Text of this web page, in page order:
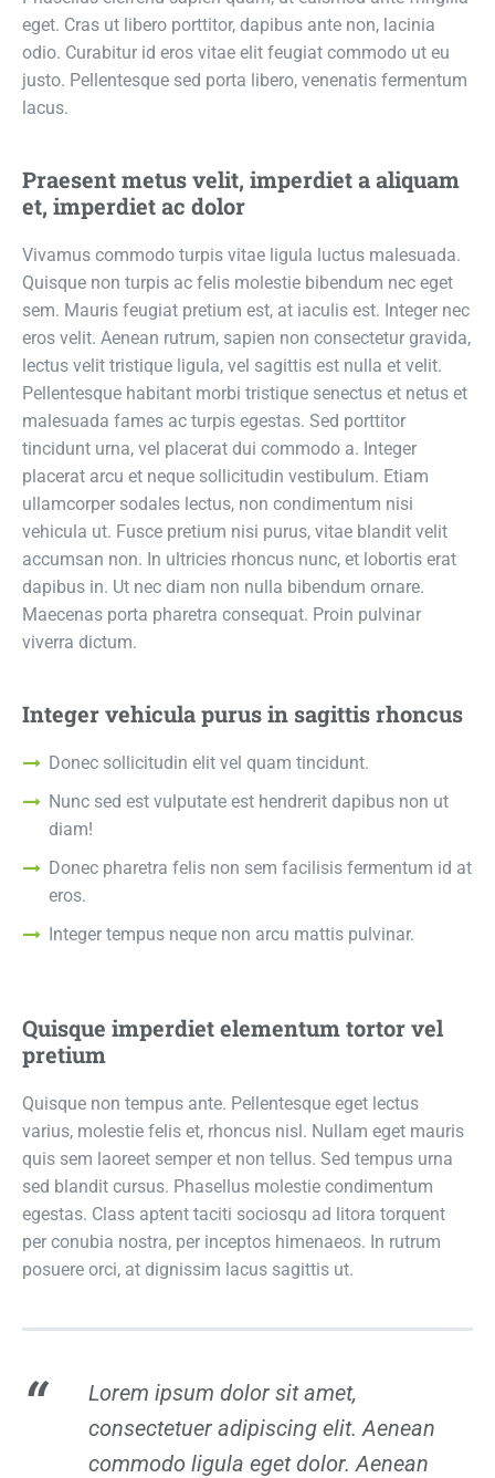
eget. Cras ut libero porttitor, dapibus ante non, lacinia
odio. Curabitur id eros vitae elit feugiat commodo ut eu
justo. Pellentesque sed porta libero, venenatis fermentum
lacus.
Praesent metus velit, imperdiet a aliquam
et, imperdiet ac dolor
Vivamus commodo turpis vitae ligula luctus malesuada.
Quisque non turpis ac felis molestie bibendum nec eget
sem. Mauris feugiat pretium est, at iaculis est. Integer nec
eros velit. Aenean rutrum, sapien non consectetur gravida,
lectus velit tristique ligula, vel sagittis est nulla et velit.
Pellentesque habitant morbi tristique senectus et netus et
malesuada fames ac turpis egestas. Sed porttitor
tincidunt urna, vel placerat dui commodo a. Integer
placerat arcu et neque sollicitudin vestibulum. Etiam
ullamcorper sodales lectus, non condimentum nisi
vehicula ut. Fusce pretium nisi purus, vitae blandit velit
accumsan non. In ultricies rhoncus nunc, et lobortis erat
dapibus in. Ut nec diam non nulla bibendum ornare.
Maecenas porta pharetra consequat. Proin pulvinar
viverra dictum.
Integer vehicula purus in sagittis rhoncus
Donec sollicitudin elit vel quam tincidunt.
Nunc sed est vulputate est hendrerit dapibus non ut
diam!
Donec pharetra felis non sem facilisis fermentum id at
eros.
Integer tempus neque non arcu mattis pulvinar.
Quisque imperdiet elementum tortor vel
pretium
Quisque non tempus ante. Pellentesque eget lectus
varius, molestie felis et, rhoncus nisl. Nullam eget mauris
quis sem laoreet semper et non tellus. Sed tempus urna
sed blandit cursus. Phasellus molestie condimentum
egestas. Class aptent taciti sociosqu ad litora torquent
per conubia nostra, per inceptos himenaeos. In rutrum
posuere orci, at dignissim lacus sagittis ut.
Lorem ipsum dolor sit amet,
consectetuer adipiscing elit. Aenean
commodo ligula eget dolor. Aenean